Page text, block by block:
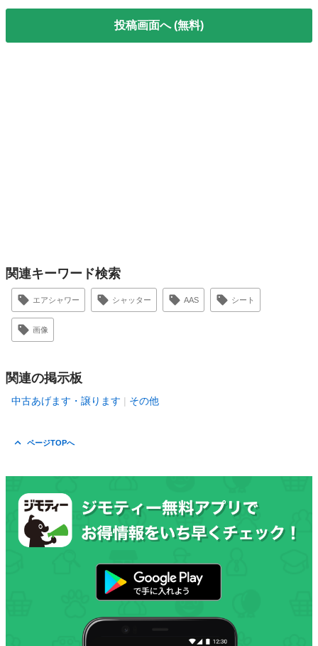
投稿画面へ (無料)
関連キーワード検索
エアシャワー シャッター AAS シート
画像
関連の掲示板
中古あげます・譲ります その他
ページTOPへ